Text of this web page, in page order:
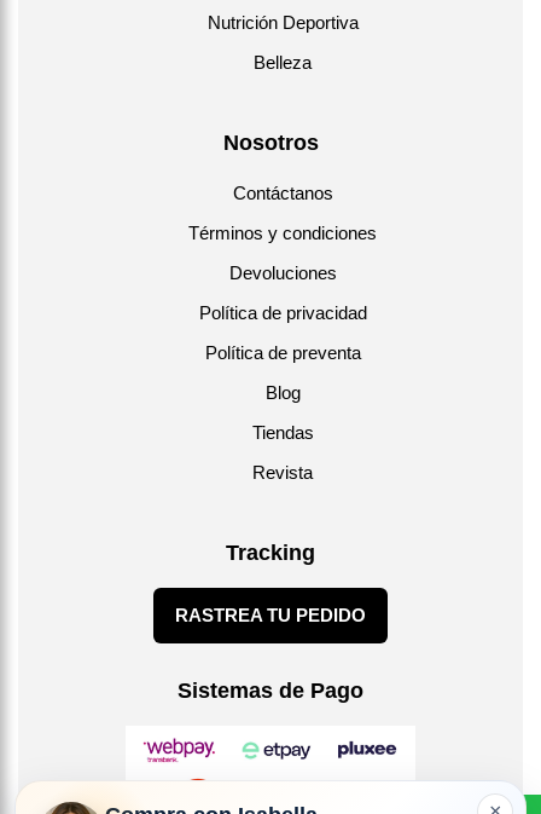
Nutrición Deportiva
Belleza
Nosotros
Contáctanos
Términos y condiciones
Devoluciones
Política de privacidad
Política de preventa
Blog
Tiendas
Revista
Tracking
RASTREA TU PEDIDO
Sistemas de Pago